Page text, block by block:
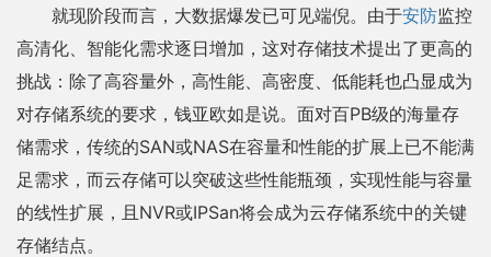
就现阶段而言，大数据爆发已可见端倪。由于安防监控
高清化、智能化需求逐日增加，这对存储技术提出了更高的
挑战：除了高容量外，高性能、高密度、低能耗也凸显成为
对存储系统的要求，钱亚欧如是说。面对百PB级的海量存
储需求，传统的SAN或NAS在容量和性能的扩展上已不能满
足需求，而云存储可以突破这些性能瓶颈，实现性能与容量
的线性扩展，且NVR或IPSan将会成为云存储系统中的关键
存储结点。